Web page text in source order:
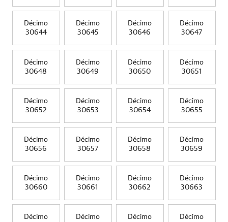
Décimo
30644
Décimo
30645
Décimo
30646
Décimo
30647
Décimo
30648
Décimo
30649
Décimo
30650
Décimo
30651
Décimo
30652
Décimo
30653
Décimo
30654
Décimo
30655
Décimo
30656
Décimo
30657
Décimo
30658
Décimo
30659
Décimo
30660
Décimo
30661
Décimo
30662
Décimo
30663
Décimo
Décimo
Décimo
Décimo